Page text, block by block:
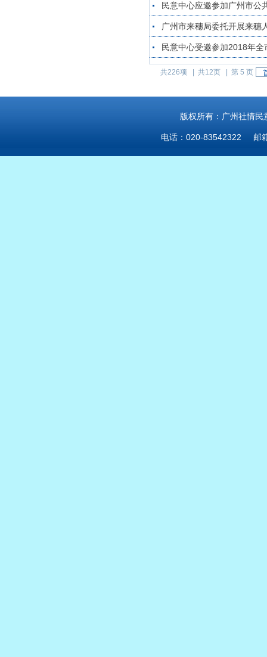
民意中心应邀参加广州市公
广州市来穗局委托开展来穗
民意中心受邀参加2018年
共226项 | 共12页 | 第 5 页
版权所有：广州社情民
电话：020-83542322 邮